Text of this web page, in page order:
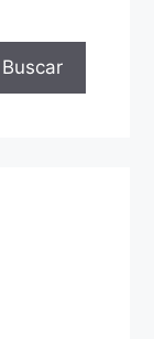
Buscar